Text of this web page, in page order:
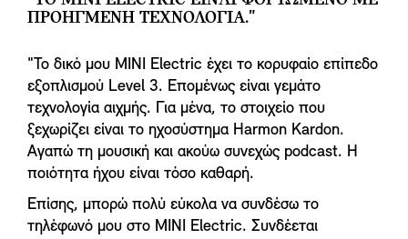
ΠΡΟΗΓΜΈΝΗ ΤΕΧΝΟΛΟΓΊΑ."
"Το δικό μου MINI Electric έχει το κορυφαίο επίπεδο
εξοπλισμού Level 3. Επομένως είναι γεμάτο
τεχνολογία αιχμής. Για μένα, το στοιχείο που
ξεχωρίζει είναι το ηχοσύστημα Harmon Kardon.
Αγαπώ τη μουσική και ακούω συνεχώς podcast. Η
ποιότητα ήχου είναι τόσο καθαρή.
Επίσης, μπορώ πολύ εύκολα να συνδέσω το
τηλέφωνό μου στο MINI Electric. Συνδέεται